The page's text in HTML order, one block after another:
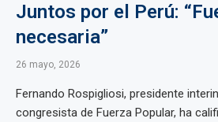
Juntos por el Perú:
necesaria”
26 mayo, 2026
Fernando Rospigliosi, presidente
congresista de Fuerza Popular, ha